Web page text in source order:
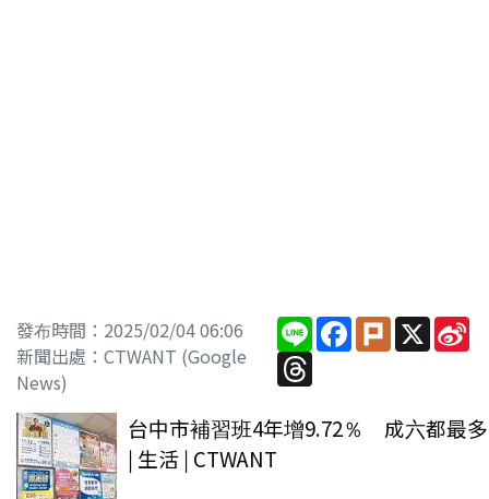
發布時間：2025/02/04 06:06
新聞出處：CTWANT (Google
News)
Line Facebook
PlurkX
Threads
台中市補習班4年增9.72％ 成六都最多
| 生活 | CTWANT